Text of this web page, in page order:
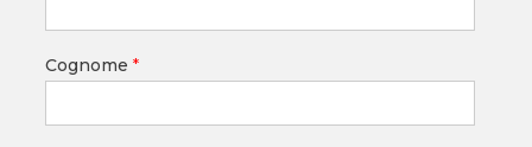
Cognome *